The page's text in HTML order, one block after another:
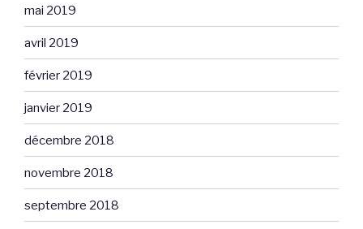
mai 2019
avril 2019
février 2019
janvier 2019
décembre 2018
novembre 2018
septembre 2018